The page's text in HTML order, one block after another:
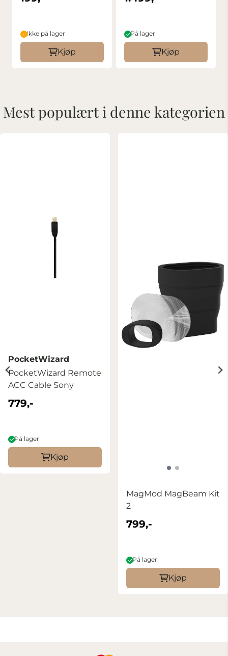
Ikke på lager
Kjøp
På lager
Kjøp
Mest populært i denne kategorien
PocketWizard
PocketWizard Remote
ACC Cable Sony
779,-
På lager
Kjøp
MagMod MagBeam Kit
2
799,-
På lager
Kjøp